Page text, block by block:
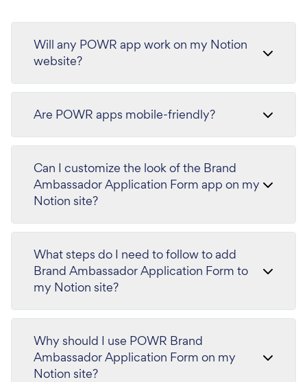
Will any POWR app work on my Notion
website?
Are POWR apps mobile-friendly?
Can I customize the look of the Brand
Ambassador Application Form app on my
Notion site?
What steps do I need to follow to add
Brand Ambassador Application Form to
my Notion site?
Why should I use POWR Brand
Ambassador Application Form on my
Notion site?